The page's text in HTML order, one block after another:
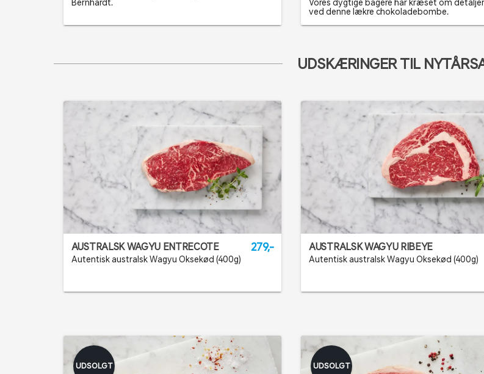
Bernhardt.
Vores dygtige bagere har kræset om
ved denne lækre chokoladebombe.
UDSKÆRINGER TIL
AUSTRALSK WAGYU ENTRECOTE 279,-
Autentisk australsk Wagyu Oksekød (400g)
AUSTRALSK WAGYU RIBEYE
Autentisk australsk Wagyu Oksekød (400g)
UDSOLGT UDSOLGT